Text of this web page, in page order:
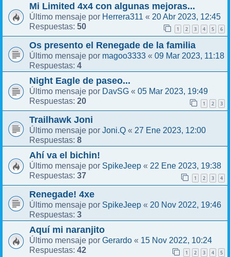
Mi Limited 4x4 con algunas mejoras...
Último mensaje por Herrera311 « 20 Abr 2023, 12:45
Respuestas: 50 1 2 3 4 5 6
Os presento el Renegade de la familia
Último mensaje por magoo3333 « 09 Mar 2023, 11:18
Respuestas: 4
Night Eagle de paseo...
Último mensaje por DavSG « 05 Mar 2023, 19:49
Respuestas: 20 1 2 3
Trailhawk Joni
Último mensaje por Joni.Q « 27 Ene 2023, 12:00
Respuestas: 8
Ahí va el bichin!
Último mensaje por SpikeJeep « 22 Ene 2023, 19:38
Respuestas: 37 1 2 3 4
Renegade! 4xe
Último mensaje por SpikeJeep « 20 Nov 2022, 19:46
Respuestas: 3
Aquí mi naranjito
Último mensaje por Gerardo « 15 Nov 2022, 10:24
Respuestas: 42 1 2 3 4 5